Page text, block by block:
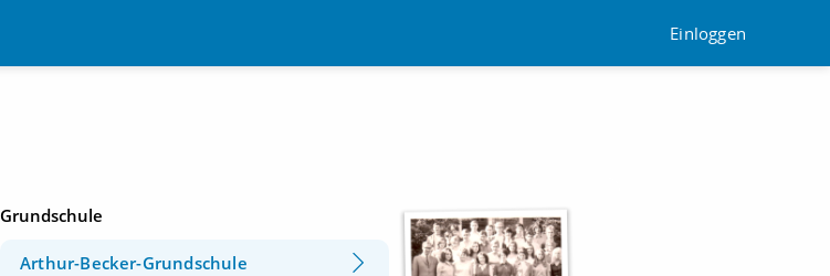
Einloggen
Grundschule
Arthur-Becker-Grundschule